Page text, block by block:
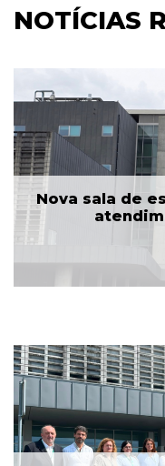
NOTÍCIAS
Nova sala de